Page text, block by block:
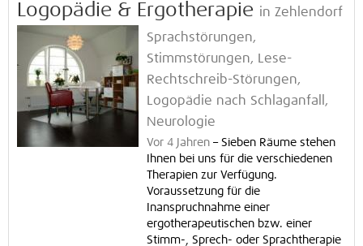
Logopädie & Ergotherapie in Zehlendorf
Sprachstörungen,
Stimmstörungen, Lese-
Rechtschreib-Störungen,
Logopädie nach Schlaganfall,
Neurologie
Vor 4 Jahren – Sieben Räume stehen
Ihnen bei uns für die verschiedenen
Therapien zur Verfügung.
Voraussetzung für die
Inanspruchnahme einer
ergotherapeutischen bzw. einer
Stimm-, Sprech- oder Sprachtherapie